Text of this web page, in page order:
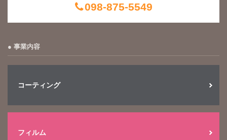
098-875-5549
事業内容
コーティング
フィルム